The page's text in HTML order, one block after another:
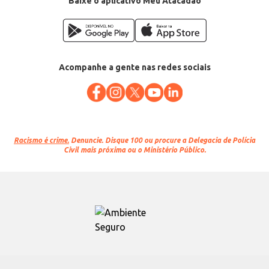
Acompanhe a gente nas redes sociais
Racismo é crime. Denuncie. Disque 100 ou procure a Delegacia de Polícia
Civil mais próxima ou o Ministério Público.